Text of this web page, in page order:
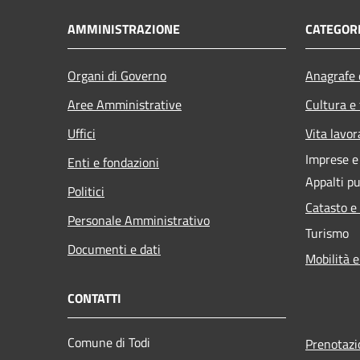
AMMINISTRAZIONE
Organi di Governo
Aree Amministrative
Uffici
Enti e fondazioni
Politici
Personale Amministrativo
Documenti e dati
Cultura
Vita
Imprese
Appalti
Catasto
Turismo
Mobilità
CONTATTI
Comune di Todi